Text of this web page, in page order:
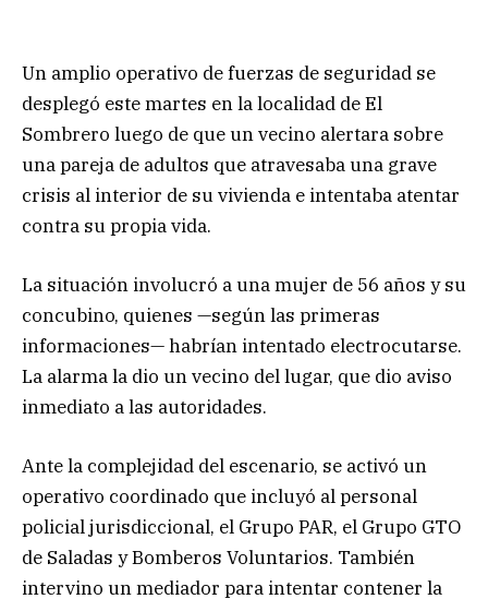
Un amplio operativo de fuerzas de seguridad se
desplegó este martes en la localidad de El
Sombrero luego de que un vecino alertara sobre
una pareja de adultos que atravesaba una grave
crisis al interior de su vivienda e intentaba atentar
contra su propia vida.
La situación involucró a una mujer de 56 años y su
concubino, quienes —según las primeras
informaciones— habrían intentado electrocutarse.
La alarma la dio un vecino del lugar, que dio aviso
inmediato a las autoridades.
Ante la complejidad del escenario, se activó un
operativo coordinado que incluyó al personal
policial jurisdiccional, el Grupo PAR, el Grupo GTO
de Saladas y Bomberos Voluntarios. También
intervino un mediador para intentar contener la